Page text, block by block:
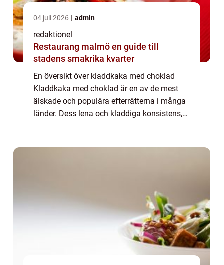
04 juli 2026 admin
redaktionel
Restaurang malmö en guide till
stadens smakrika kvarter
En översikt över kladdkaka med choklad
Kladdkaka med choklad är en av de mest
älskade och populära efterrätterna i många
länder. Dess lena och kladdiga konsistens,